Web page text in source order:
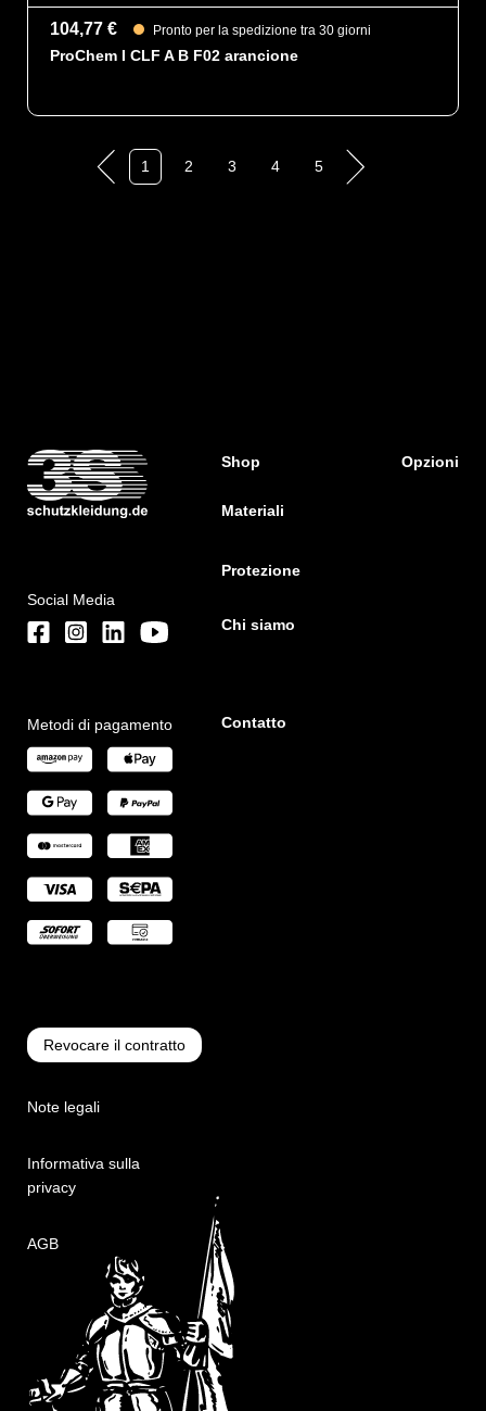
104,77 € Pronto per la spedizione tra 30 giorni
ProChem I CLF A B F02 arancione
1 2 3 4 5
Social Media
Metodi di pagamento
Revocare il contratto
Note legali
Informativa sulla
privacy
AGB
Shop Opzioni
Materiali
Protezione
Chi siamo
Contatto